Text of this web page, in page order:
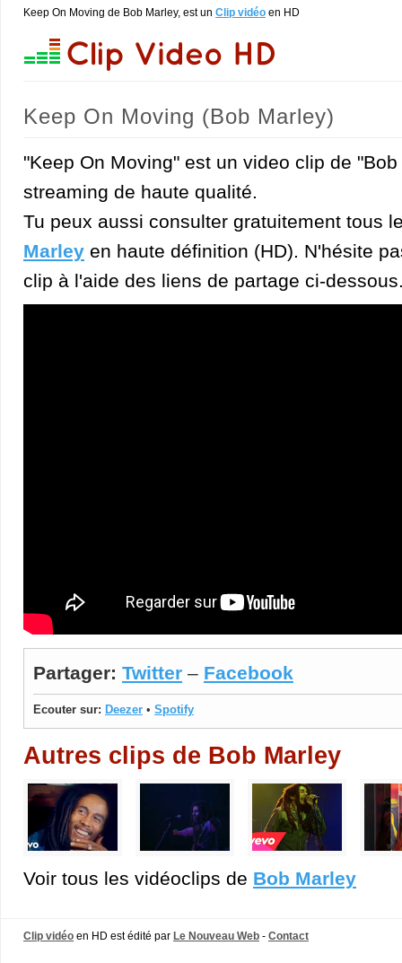
Keep On Moving de Bob Marley, est un Clip vidéo en HD
Keep On Moving (Bob Marley)
"Keep On Moving" est un video clip de
streaming de haute qualité.
Tu peux aussi consulter gratuitement tous
Marley en haute définition (HD). N'hésite
clip à l'aide des liens de partage ci-
Partager: Twitter – Facebook
Ecouter sur: Deezer • Spotify
Autres clips de Bob Marley
Voir tous les vidéoclips de Bob Marley
Clip vidéo en HD est édité par Le Nouveau Web - Contact